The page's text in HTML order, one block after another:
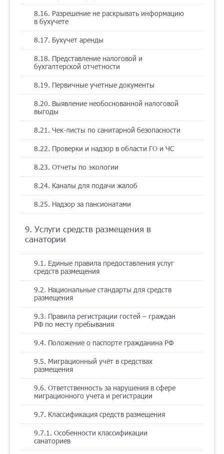
8.16. Разрешение не раскрывать информацию
в бухучете
8.17. Бухучет аренды
8.18. Представление налоговой и
бухгалтерской отчетности
8.19. Первичные учетные документы
8.20. Выявление необоснованной налоговой
выгоды
8.21. Чек-листы по санитарной безопасности
8.22. Проверки и надзор в области ГО и ЧС
8.23. Отчеты по экологии
8.24. Каналы для подачи жалоб
8.25. Надзор за пансионатами
9. Услуги средств размещения в
санатории
9.1. Единые правила предоставления услуг
средств размещения
9.2. Национальные стандарты для средств
размещения
9.3. Правила регистрации гостей – граждан
РФ по месту пребывания
9.4. Положение о паспорте гражданина РФ
9.5. Миграционный учёт в средствах
размещения
9.6. Ответственность за нарушения в сфере
миграционного учета и регистрации
9.7. Классификация средств размещения
9.7.1. Особенности классификации
санаториев